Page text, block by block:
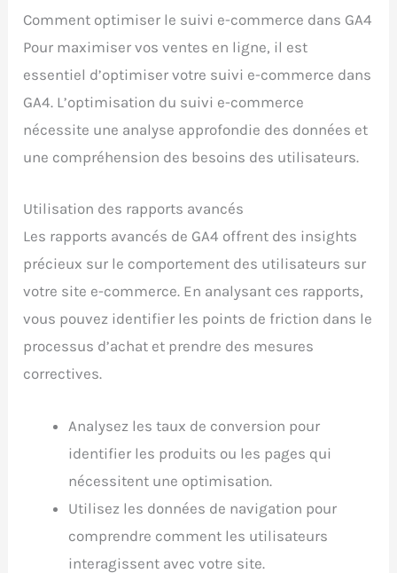
Comment optimiser le suivi e-commerce dans GA4
Pour maximiser vos ventes en ligne, il est
essentiel d’optimiser votre suivi e-commerce dans
GA4. L’optimisation du suivi e-commerce
nécessite une analyse approfondie des données et
une compréhension des besoins des utilisateurs.
Utilisation des rapports avancés
Les rapports avancés de GA4 offrent des insights
précieux sur le comportement des utilisateurs sur
votre site e-commerce. En analysant ces rapports,
vous pouvez identifier les points de friction dans le
processus d’achat et prendre des mesures
correctives.
Analysez les taux de conversion pour
identifier les produits ou les pages qui
nécessitent une optimisation.
Utilisez les données de navigation pour
comprendre comment les utilisateurs
interagissent avec votre site.